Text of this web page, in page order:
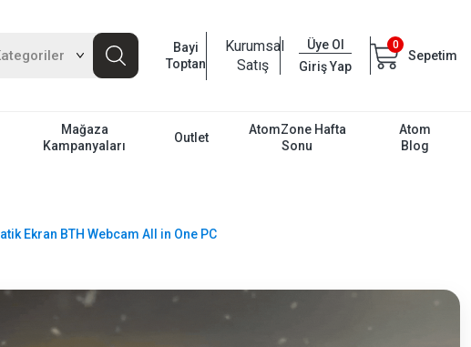
Bayi
Toptan
Kurumsal
Satış
Üye Ol
Giriş Yap
0
Sepetim
Mağaza
Kampanyaları
Outlet
AtomZone Hafta
Sonu
Atom
Blog
Ekran BTH Webcam All in One PC